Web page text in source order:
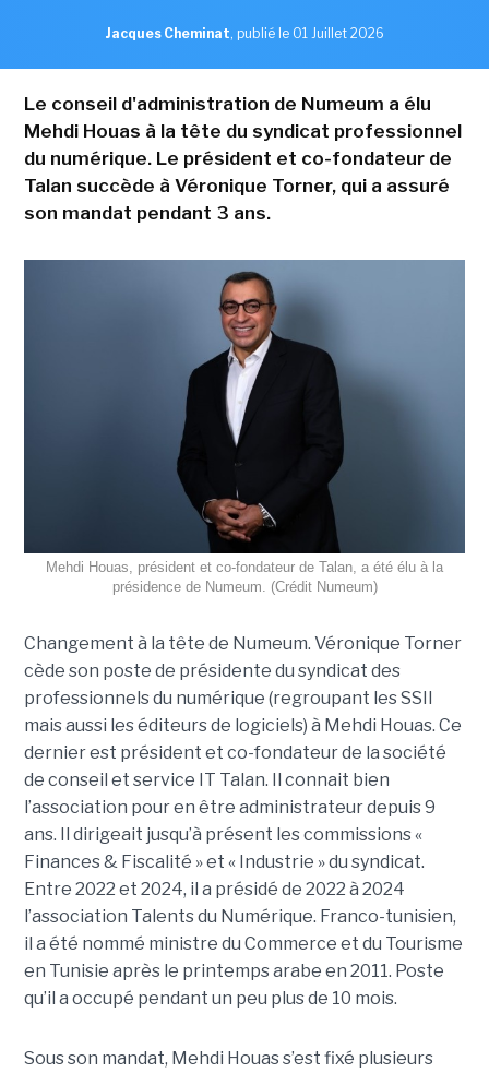
Jacques Cheminat, publié le 01 Juillet 2026
Le conseil d'administration de Numeum a élu
Mehdi Houas à la tête du syndicat professionnel
du numérique. Le président et co-fondateur de
Talan succède à Véronique Torner, qui a assuré
son mandat pendant 3 ans.
Mehdi Houas, président et co-fondateur de Talan, a été élu à la
présidence de Numeum. (Crédit Numeum)
Changement à la tête de Numeum. Véronique Torner
cède son poste de présidente du syndicat des
professionnels du numérique (regroupant les SSII
mais aussi les éditeurs de logiciels) à Mehdi Houas. Ce
dernier est président et co-fondateur de la société
de conseil et service IT Talan. Il connait bien
l’association pour en être administrateur depuis 9
ans. Il dirigeait jusqu’à présent les commissions «
Finances & Fiscalité » et « Industrie » du syndicat.
Entre 2022 et 2024, il a présidé de 2022 à 2024
l’association Talents du Numérique. Franco-tunisien,
il a été nommé ministre du Commerce et du Tourisme
en Tunisie après le printemps arabe en 2011. Poste
qu’il a occupé pendant un peu plus de 10 mois.
Sous son mandat, Mehdi Houas s’est fixé plusieurs